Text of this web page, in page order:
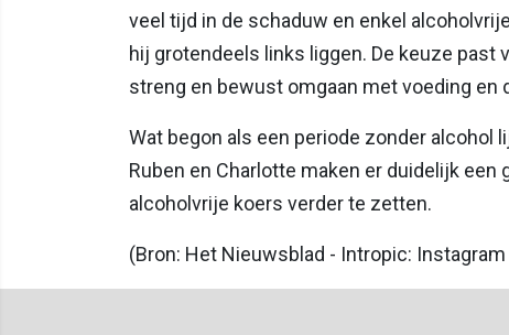
veel tijd in de schaduw en enkel
hij grotendeels links liggen. De keuze past
streng en bewust omgaan met voeding en
Wat begon als een periode zonder
Ruben en Charlotte maken er duidelijk
alcoholvrije koers verder te zetten.
(Bron: Het Nieuwsblad - Intropic: